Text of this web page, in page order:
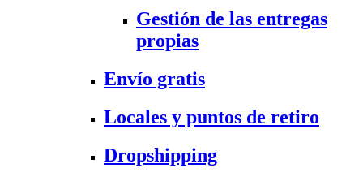
Gestión de las entregas
propias
Envío gratis
Locales y puntos de retiro
Dropshipping